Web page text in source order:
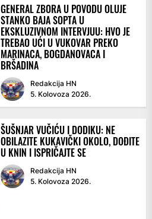
GENERAL ZBORA U POVODU OLUJE
STANKO BAJA SOPTA U
EKSKLUZIVNOM INTERVJUU: HVO JE
TREBAO UĆI U VUKOVAR PREKO
MARINACA, BOGDANOVACA I
BRŠADINA
Redakcija HN
5. Kolovoza 2026.
ŠUŠNJAR VUČIĆU I DODIKU: NE
OBILAZITE KUKAVIČKI OKOLO, DOĐITE
U KNIN I ISPRIČAJTE SE
Redakcija HN
5. Kolovoza 2026.